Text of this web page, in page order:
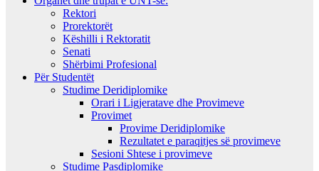
Rektori
Prorektorët
Këshilli i Rektoratit
Senati
Shërbimi Profesional
Për Studentët
Studime Deridiplomike
Orari i Ligjeratave dhe Provimeve
Provimet
Provime Deridiplomike
Rezultatet e paraqitjes së provimeve
Sesioni Shtese i provimeve
Studime Pasdiplomike